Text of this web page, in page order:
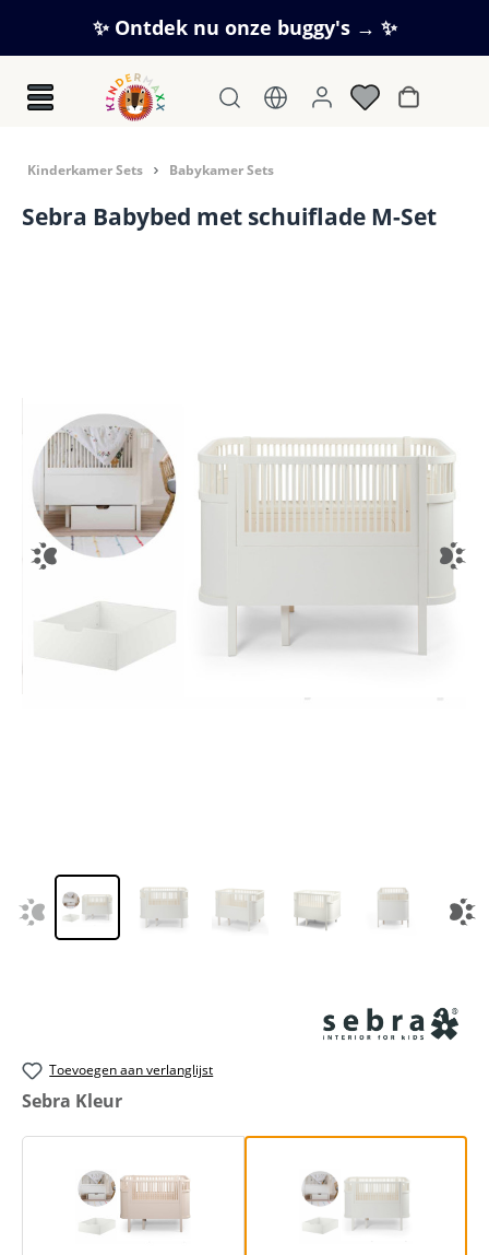
Ga naar de hoofdinhoud
✨ Ontdek nu onze buggy's → ✨
Kinderkamer Sets Babykamer Sets
Sebra Babybed met schuiflade M-Set
Toevoegen aan verlanglijst
Selecteer
Sebra Kleur
Birckbark Rose Classic White